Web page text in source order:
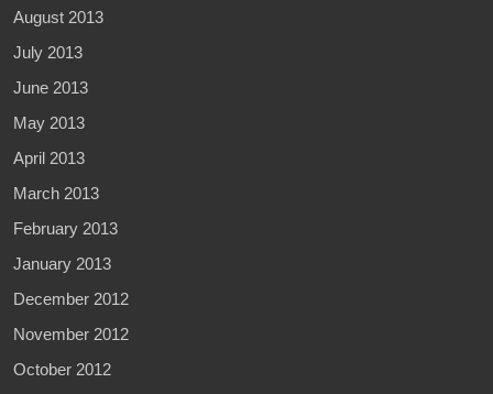
August 2013
July 2013
June 2013
May 2013
April 2013
March 2013
February 2013
January 2013
December 2012
November 2012
October 2012